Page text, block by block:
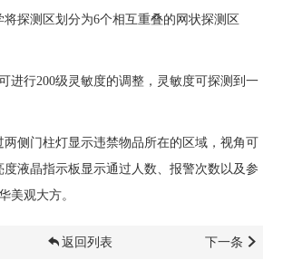
将探测区划分为6个相互重叠的网状探测区
进行200级灵敏度的调整，灵敏度可探测到一
两侧门柱灯显示违禁物品所在的区域，视角可
度液晶指示板显示通过人数、报警次数以及参
美观大方。
返回列表 下一条